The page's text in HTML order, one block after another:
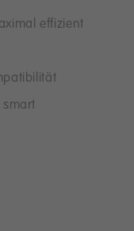
effizient